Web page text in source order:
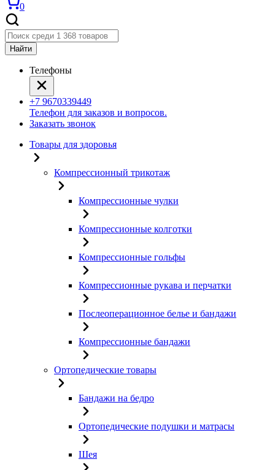
0
Найти
Телефоны
+7 9670339449
Телефон для заказов и вопросов.
Заказать звонок
Товары для здоровья
Компрессионный трикотаж
Компрессионные чулки
Компрессионные колготки
Компрессионные гольфы
Компрессионные рукава и перчатки
Послеоперационное белье и бандажи
Компрессионные бандажи
Ортопедические товары
Бандажи на бедро
Ортопедические подушки и матрасы
Шея